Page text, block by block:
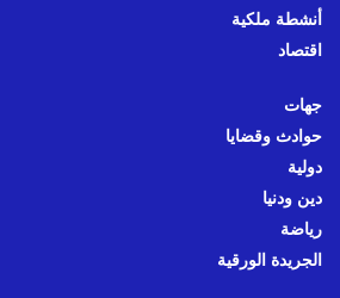
أنشطة ملكية
اقتصاد
جهات
حوادث وقضايا
دولية
دين ودنيا
رياضة
الجريدة الورقية